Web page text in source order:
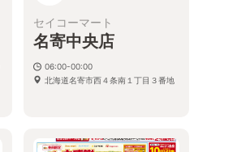
セイコーマート
名寄中央店
06:00-00:00
北海道名寄市西４条南１丁目３番地